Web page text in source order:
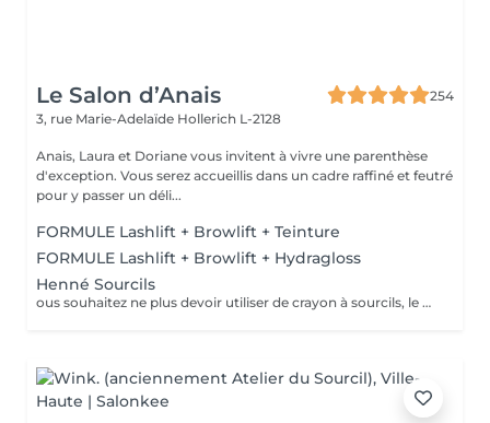
Le Salon d’Anais
254
3, rue Marie-Adelaïde Hollerich L-2128
Anais, Laura et Doriane vous invitent à vivre une parenthèse
d'exception. Vous serez accueillis dans un cadre raffiné et feutré
pour y passer un déli...
FORMULE Lashlift + Browlift + Teinture
FORMULE Lashlift + Browlift + Hydragloss
Henné Sourcils
ous souhaitez ne plus devoir utiliser de crayon à sourcils, le henné est ce qu'il vous faut. Il s'agit d'une teinture végétale qui va colorer la peau pendant 2 semaines et teinter les sourcils pendant au moins 6 semaines. Vous obtiendrez ainsi des sourcils parfaitement redessinés de façon plus durable. Le henné peut également être la solution pour raviver un microblading entre deux retouches, ceci vous permettra de tenir un peu plus longtemps avant de refaire le microblading.